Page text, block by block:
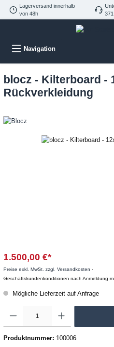
Lagerversand innerhalb
von 48h
Navigation
blocz - Kilterboard -
Rückverkleidung
1.500,00 €*
Preise exkl. MwSt. zzgl. Versandkosten -
Geschäftskundenkonditionen nach Anmeldung
Mögliche Lieferzeit auf Anfrage
Produktnummer: 100006